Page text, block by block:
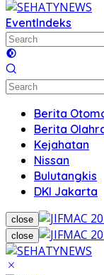
EventIndeks
Berita
Berita
Kejahatan
Nissan
Bulutangkis
DKI Jakarta
close
close